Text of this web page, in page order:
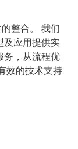
整合。
我们
及应用提供实
务，从流程优
效的技术支持